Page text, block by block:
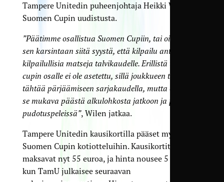
Tampere Unitedin puheenjohtaja Heikki Wilen
Suomen Cupin uudistusta.
”Päätimme osallistua Suomen Cupiin, tai oikeastaan
sen karsintaan siitä syystä, että kilpailu antaa hyviä
kilpailullisia matseja talvikaudelle. Erillistä tavoitetta
cupin osalle ei ole asetettu, sillä joukkueen toiminta
tähtää pärjäämiseen sarjakaudella, mutta olisihan
se mukava päästä alkulohkosta jatkoon ja pitkälle
pudotuspeleissä”, Wilen jatkaa.
Tampere Unitedin kausikortilla pääset myös
Suomen Cupin kotiotteluihin. Kausikortit
maksavat nyt 55 euroa, ja hinta nousee 5 eurolla,
kun TamU julkaisee seuraavan